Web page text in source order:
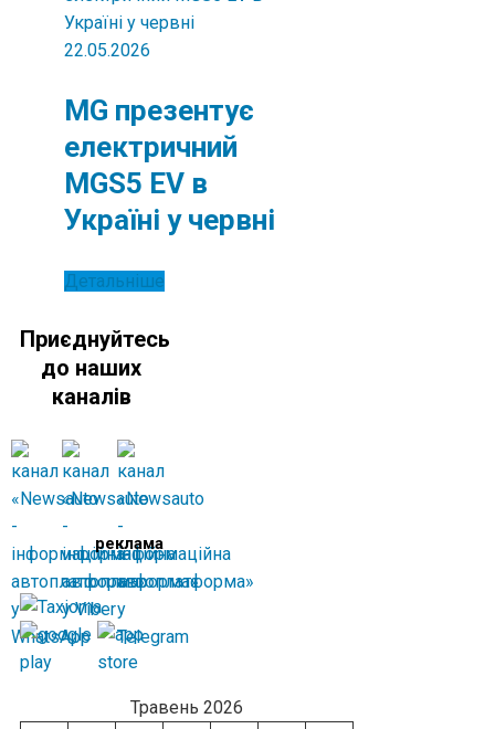
22.05.2026
MG презентує
електричний
MGS5 EV в
Україні у червні
Детальніше
Приєднуйтесь
до наших
каналів
реклама
Травень 2026